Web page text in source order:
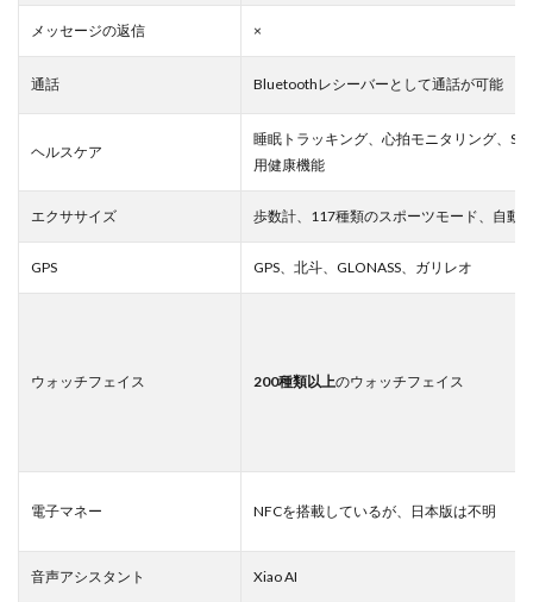
メッセージの返信 ×
通話 Bluetoothレシーバーとして通話が可能
ヘルスケア
睡眠トラッキング、心拍モニタリング、
用健康機能
エクササイズ 歩数計、117種類のスポーツモード、自動
GPS GPS、北斗、GLONASS、ガリレオ
ウォッチフェイス 200種類以上のウォッチフェイス
電子マネー NFCを搭載しているが、日本版は不明
音声アシスタント Xiao AI